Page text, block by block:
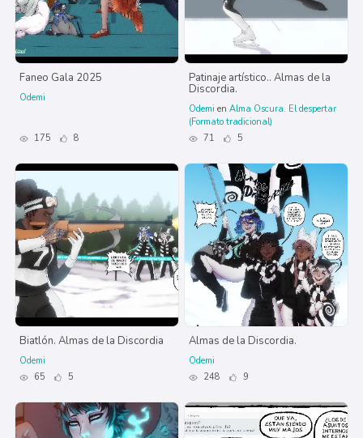
Faneo Gala 2025
Odemi
175 8
Patinaje artístico.. Almas de la
Discordia.
Odemi en Alma Oscura. El despertar
(Formato tradicional)
71
5
Biatlón. Almas de la Discordia
Odemi
65
5
Almas de la Discordia.
Odemi
248
9